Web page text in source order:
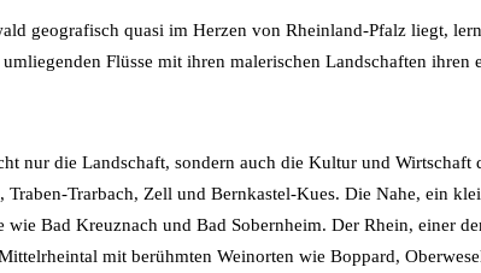
geografisch quasi im Herzen von Rheinland-Pfalz liegt,
Flüsse mit ihren malerischen Landschaften ihren
nur die Landschaft, sondern auch die Kultur und Wirtschaft
Trarbach, Zell und Bernkastel-Kues. Die Nahe, ein
Bad Kreuznach und Bad Sobernheim. Der Rhein, einer
mit berühmten Weinorten wie Boppard,